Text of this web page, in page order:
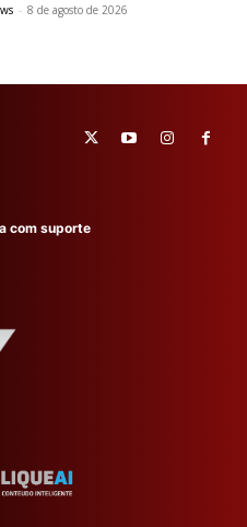
- 8 de agosto de 2026
com suporte